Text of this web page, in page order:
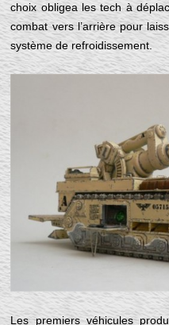
choix obligea les tech à
combat vers l’arrière pour
système de refroidissement.
Les premiers véhicules